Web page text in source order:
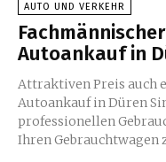
AUTO UND VERKEHR
Autoankauf in
Attraktiven Preis auch
Autoankauf in Düren
professionellen
Ihren Gebrauchtwagen